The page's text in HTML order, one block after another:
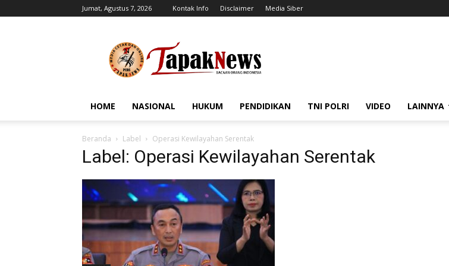
Jumat, Agustus 7, 2026 Kontak Info Disclaimer Media Siber
HOME NASIONAL HUKUM PENDIDIKAN TNI POLRI VIDEO LAINNYA
Beranda Label Operasi Kewilayahan Serentak
Label: Operasi Kewilayahan Serentak